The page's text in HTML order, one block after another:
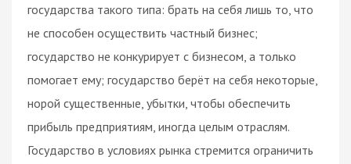
государства такого типа: брать на себя лишь то, что
не способен осуществить частный бизнес;
государство не конкурирует с бизнесом, а только
помогает ему; государство берёт на себя некоторые,
норой существенные, убытки, чтобы обеспечить
прибыль предприятиям, иногда целым отраслям.
Государство в условиях рынка стремится ограничить